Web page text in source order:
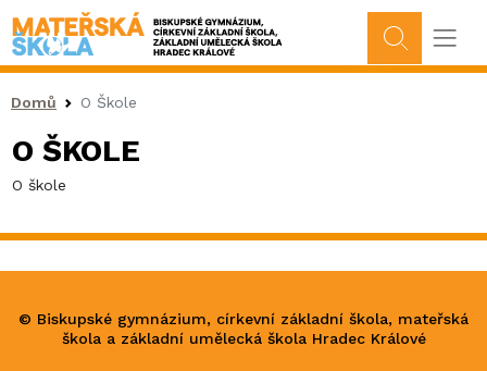
Drobečková navigace
Domů O Škole
O ŠKOLE
O škole
© Biskupské gymnázium, církevní základní škola, mateřská
škola a základní umělecká škola Hradec Králové